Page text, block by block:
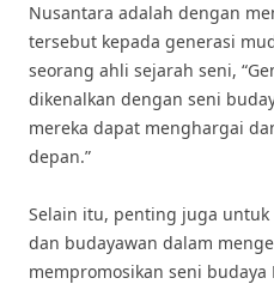
Nusantara adalah dengan
tersebut kepada generasi
seorang ahli sejarah seni,
dikenalkan dengan seni
mereka dapat menghargai
depan.”
Selain itu, penting juga
dan budayawan dalam
mempromosikan seni